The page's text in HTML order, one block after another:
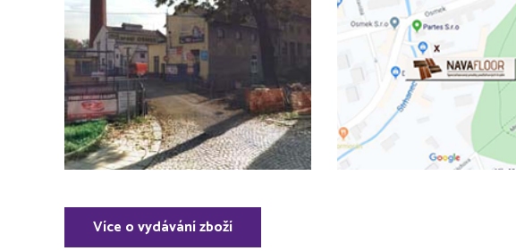
Více o vydávání zboží